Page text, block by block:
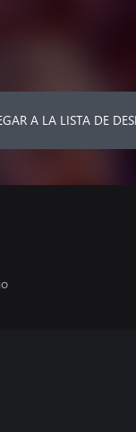
A LA LISTA DE